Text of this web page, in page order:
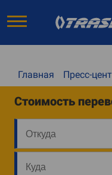
Главная Пресс-
Стоимость